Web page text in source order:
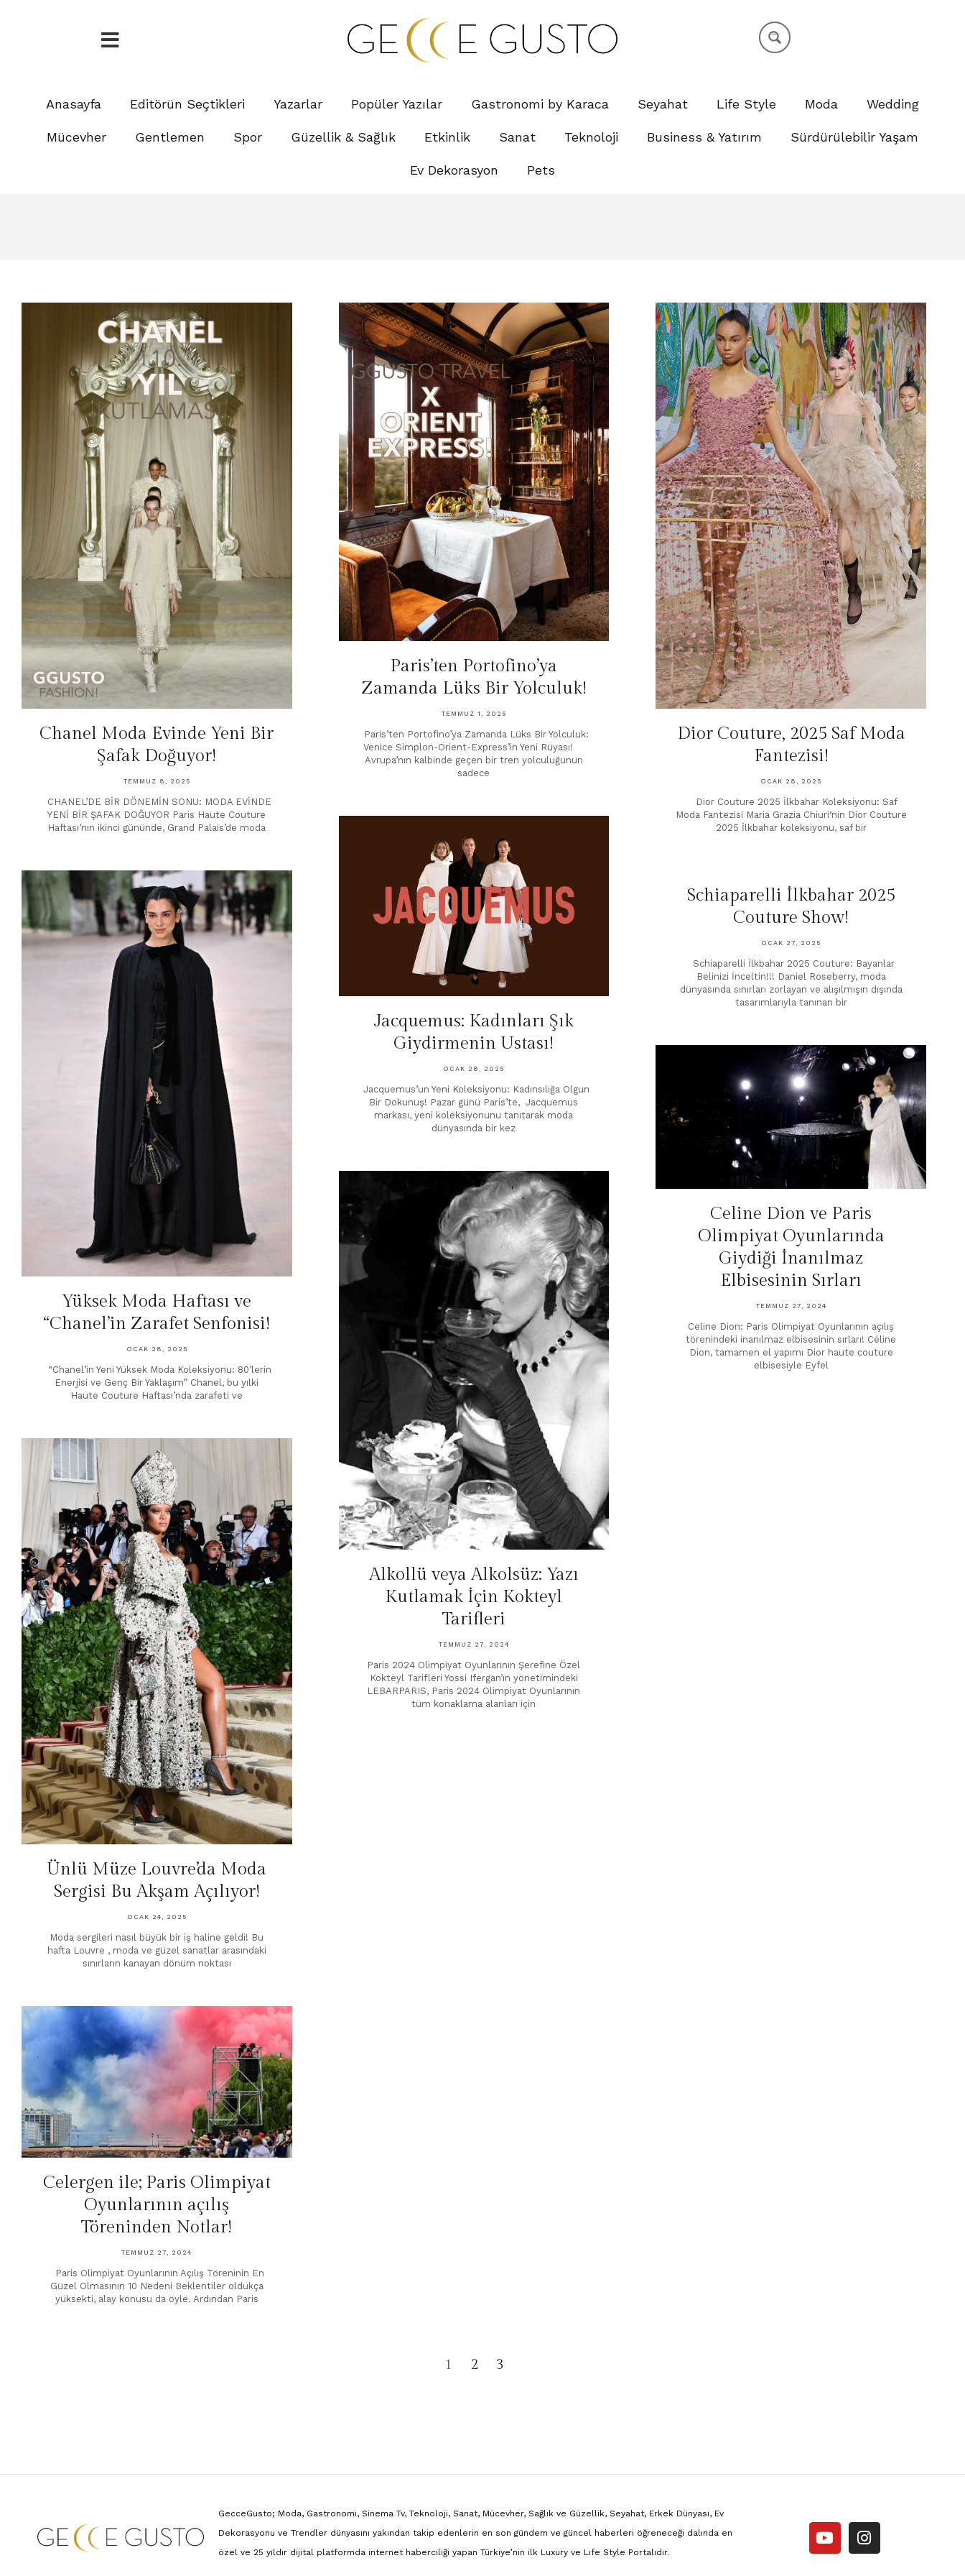
Anasayfa Editörün Seçtikleri Yazarlar Popüler Yazılar Gastronomi by Karaca Seyahat Life Style Moda Wedding
Mücevher Gentlemen Spor Güzellik & Sağlık Etkinlik Sanat Teknoloji Business & Yatırım Sürdürülebilir Yaşam
Ev Dekorasyon Pets
Chanel Moda Evinde Yeni Bir
Şafak Doğuyor!
TEMMUZ 8, 2025
CHANEL’DE BİR DÖNEMİN SONU: MODA EVİNDE
YENİ BİR ŞAFAK DOĞUYOR Paris Haute Couture
Haftası’nın ikinci gününde, Grand Palais’de moda
Paris’ten Portofino’ya
Zamanda Lüks Bir Yolculuk!
TEMMUZ 1, 2025
Paris’ten Portofino’ya Zamanda Lüks Bir Yolculuk:
Venice Simplon-Orient-Express’in Yeni Rüyası!
Avrupa’nın kalbinde geçen bir tren yolculuğunun
sadece
Dior Couture, 2025 Saf Moda
Fantezisi!
OCAK 28, 2025
Dior Couture 2025 İlkbahar Koleksiyonu: Saf
Moda Fantezisi Maria Grazia Chiuri‘nin Dior Couture
2025 İlkbahar koleksiyonu, saf bir
Yüksek Moda Haftası ve
“Chanel’in Zarafet Senfonisi!
OCAK 28, 2025
“Chanel’in Yeni Yüksek Moda Koleksiyonu: 80’lerin
Enerjisi ve Genç Bir Yaklaşım” Chanel, bu yılki
Haute Couture Haftası’nda zarafeti ve
Jacquemus: Kadınları Şık
Giydirmenin Ustası!
OCAK 28, 2025
Jacquemus’un Yeni Koleksiyonu: Kadınsılığa Olgun
Bir Dokunuş! Pazar günü Paris’te, Jacquemus
markası, yeni koleksiyonunu tanıtarak moda
dünyasında bir kez
Schiaparelli İlkbahar 2025
Couture Show!
OCAK 27, 2025
Schiaparelli İlkbahar 2025 Couture: Bayanlar
Belinizi İnceltin!!! Daniel Roseberry, moda
dünyasında sınırları zorlayan ve alışılmışın dışında
tasarımlarıyla tanınan bir
Ünlü Müze Louvre’da Moda
Sergisi Bu Akşam Açılıyor!
OCAK 24, 2025
Moda sergileri nasıl büyük bir iş haline geldi! Bu
hafta Louvre , moda ve güzel sanatlar arasındaki
sınırların kanayan dönüm noktası
Alkollü veya Alkolsüz: Yazı
Kutlamak İçin Kokteyl
Tarifleri
TEMMUZ 27, 2024
Paris 2024 Olimpiyat Oyunlarının Şerefine Özel
Kokteyl Tarifleri Yossi Ifergan’ın yönetimindeki
LEBARPARIS, Paris 2024 Olimpiyat Oyunlarının
tüm konaklama alanları için
Celine Dion ve Paris
Olimpiyat Oyunlarında
Giydiği İnanılmaz
Elbisesinin Sırları
TEMMUZ 27, 2024
Celine Dion: Paris Olimpiyat Oyunlarının açılış
törenindeki inanılmaz elbisesinin sırları! Céline
Dion, tamamen el yapımı Dior haute couture
elbisesiyle Eyfel
Celergen ile; Paris Olimpiyat
Oyunlarının açılış
Töreninden Notlar!
TEMMUZ 27, 2024
Paris Olimpiyat Oyunlarının Açılış Töreninin En
Güzel Olmasının 10 Nedeni Beklentiler oldukça
yüksekti, alay konusu da öyle. Ardından Paris
1 2 3
GecceGusto; Moda, Gastronomi, Sinema Tv, Teknoloji, Sanat, Mücevher, Sağlık ve Güzellik, Seyahat, Erkek Dünyası, Ev
Dekorasyonu ve Trendler dünyasını yakından takip edenlerin en son gündem ve güncel haberleri öğreneceği dalında en
özel ve 25 yıldır dijital platformda internet haberciliği yapan Türkiye’nin ilk Luxury ve Lıfe Style Portalıdır.